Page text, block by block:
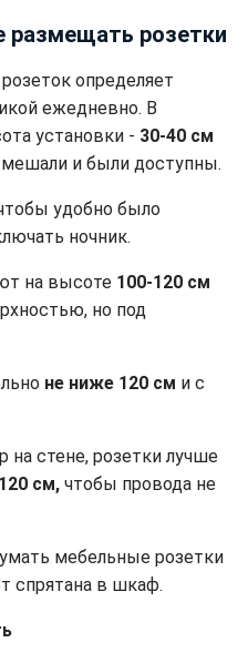
размещать розетки
определяет
ежедневно. В
установки - 30-40 см
и были доступны.
удобно было
ночник.
на высоте 100-120 см
но под
не ниже 120 см и с
на стене, розетки лучше
см, чтобы провода не
мебельные розетки
спрятана в шкаф.